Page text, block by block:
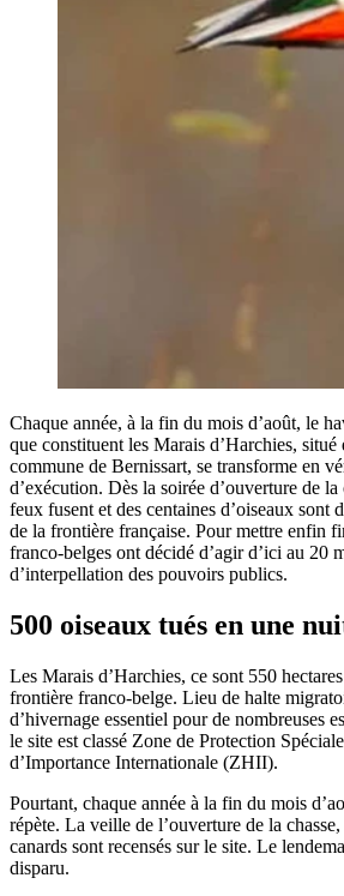
Chaque année, à la fin du mois d’août, le
que constituent les Marais d’Harchies, situé
commune de Bernissart, se transforme en
d’exécution. Dès la soirée d’ouverture de la
feux fusent et des centaines d’oiseaux sont
de la frontière française. Pour mettre enfin
franco-belges ont décidé d’agir d’ici au 20
d’interpellation des pouvoirs publics.
500 oiseaux tués en une
Les Marais d’Harchies, ce sont 550
frontière franco-belge. Lieu de halte
d’hivernage essentiel pour de nombreuses
le site est classé Zone de Protection
d’Importance Internationale (ZHII).
Pourtant, chaque année à la fin du mois
répète. La veille de l’ouverture de la
canards sont recensés sur le site. Le
disparu.